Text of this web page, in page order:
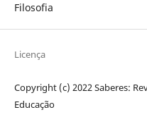
Filosofia
Licença
Copyright (c) 2022 Saberes:
Educação